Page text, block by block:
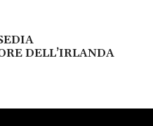
DELL’IRLANDA